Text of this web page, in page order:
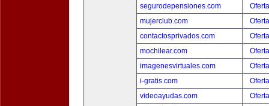
segurodepensiones.com
mujerclub.com
contactosprivados.com
mochilear.com
imagenesvirtuales.com
i-gratis.com
videoayudas.com